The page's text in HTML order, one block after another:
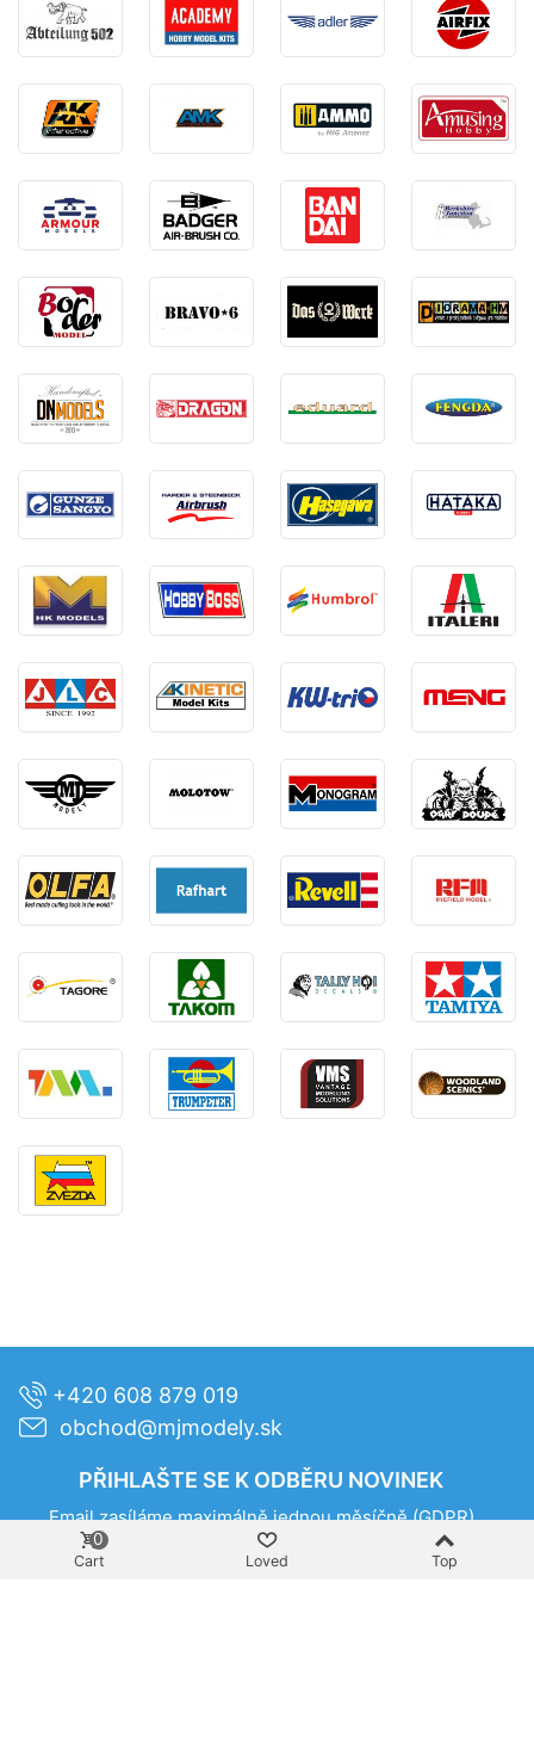
+420 608 879 019
obchod@mjmodely.sk
PŘIHLAŠTE SE K ODBĚRU NOVINEK
Email zasíláme maximálně jednou měsíčně(GDPR)
Cart
0
Loved Top